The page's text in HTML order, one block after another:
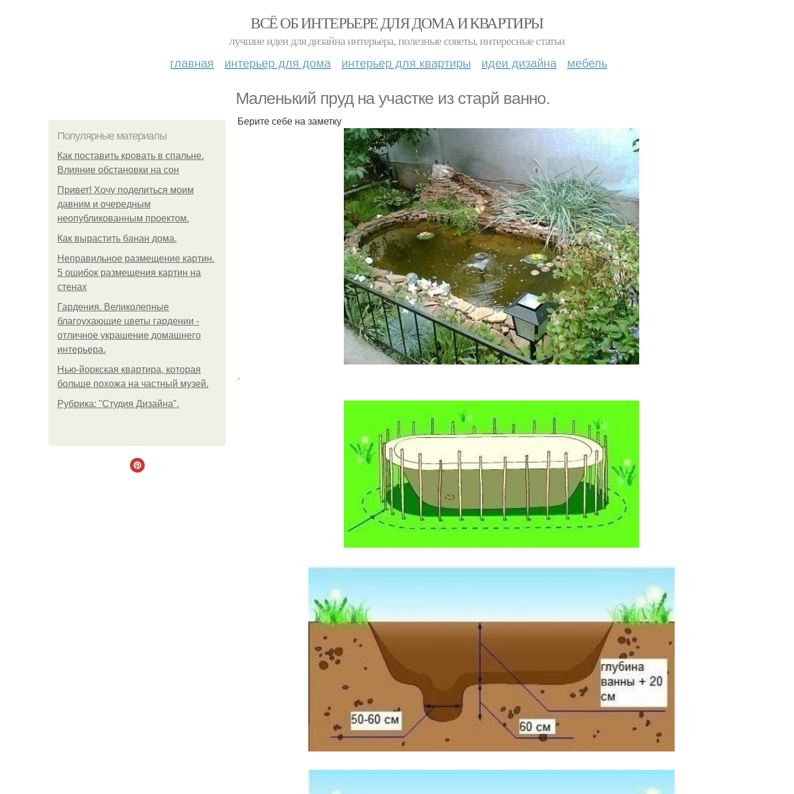
ВСЁ ОБ ИНТЕРЬЕРЕ ДЛЯ ДОМА И КВАРТИРЫ
лучшие идеи для дизайна интерьера, полезные советы, интересные статьи
главная интерьер для дома интерьер для квартиры идеи дизайна мебель
Маленький пруд на участке из старй ванно.
Популярные материалы
Как поставить кровать в спальне.
Влияние обстановки на сон
Привет! Хочу поделиться моим
давним и очередным
неопубликованным проектом.
Как вырастить банан дома.
Неправильное размещение картин.
5 ошибок размещения картин на
стенах
Гардения. Великолепные
благоухающие цветы гардении -
отличное украшение домашнего
интерьера.
Нью-йоркская квартира, которая
больше похожа на частный музей.
Рубрика: "Студия Дизайна".
Берите себе на заметку
.